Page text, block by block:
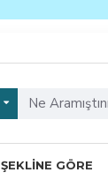
ŞEKLINE GÖRE